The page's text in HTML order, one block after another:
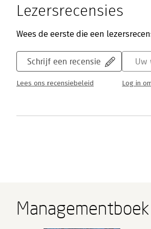
Lezersrecensies
Wees de eerste die een
Schrijf een recensie
Lees ons recensiebeleid
Uw
Log in